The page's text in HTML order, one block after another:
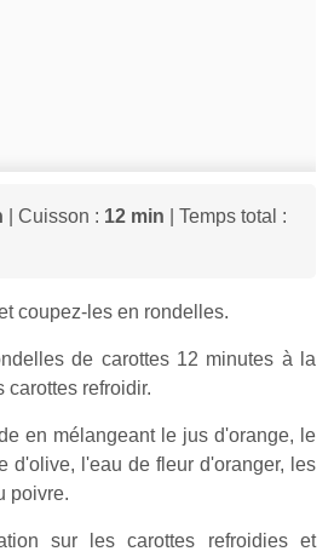
| Cuisson : 12 min | Temps total :
coupez-les en rondelles.
de carottes 12 minutes à la
carottes refroidir.
en mélangeant le jus d'orange, le
d'olive, l'eau de fleur d'oranger, les
poivre.
sur les carottes refroidies et